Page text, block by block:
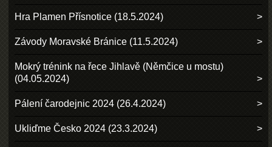
Hra Plamen Přísnotice (18.5.2024)
Závody Moravské Bránice (11.5.2024)
Mokrý trénink na řece Jihlavě (Němčice u mostu)
(04.05.2024)
Pálení čarodejnic 2024 (26.4.2024)
Ukliďme Česko 2024 (23.3.2024)